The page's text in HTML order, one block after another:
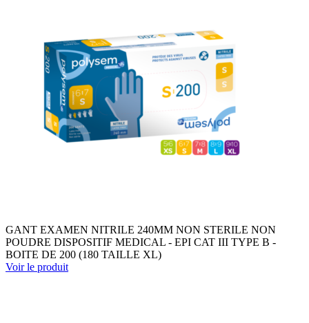
GANT EXAMEN NITRILE 240MM NON STERILE NON
POUDRE DISPOSITIF MEDICAL - EPI CAT III TYPE B -
BOITE DE 200 (180 TAILLE XL)
Voir le produit